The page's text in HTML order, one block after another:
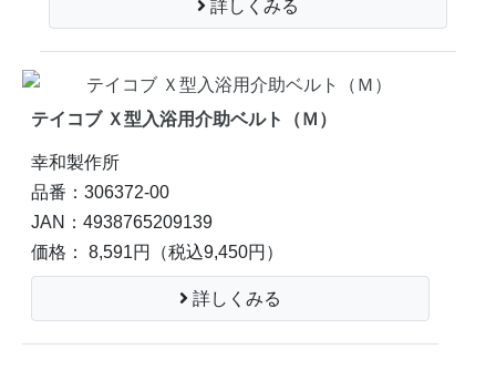
詳しくみる
テイコブ Ｘ型入浴用介助ベルト（Ｍ）
幸和製作所
品番：306372-00
JAN：4938765209139
価格： 8,591円
（税込9,450円）
詳しくみる